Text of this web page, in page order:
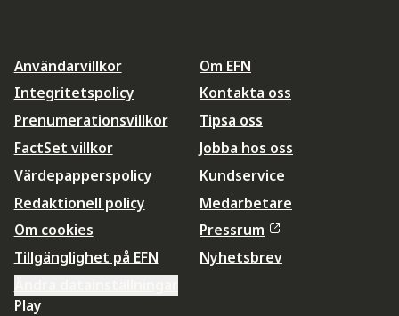
Användarvillkor
Integritetspolicy
Prenumerationsvillkor
FactSet villkor
Värdepapperspolicy
Redaktionell policy
Om cookies
Tillgänglighet på EFN
Om EFN
Kontakta oss
Tipsa oss
Jobba hos oss
Kundservice
Medarbetare
Pressrum
Nyhetsbrev
Play